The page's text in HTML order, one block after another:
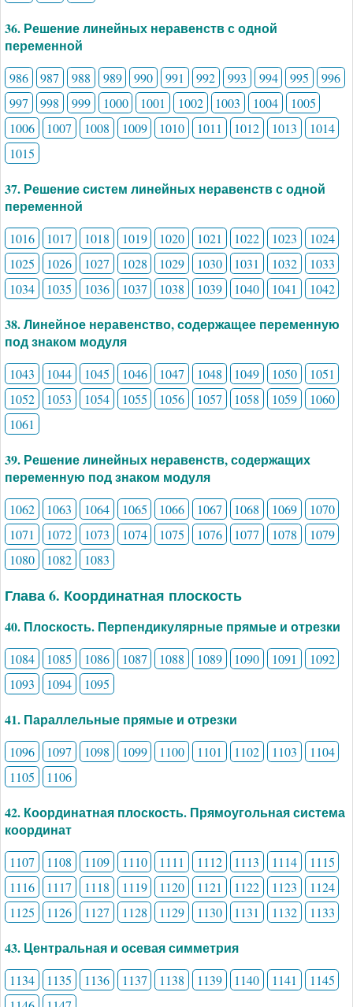
36. Решение линейных неравенств с одной
переменной
986 987 988 989 990 991 992 993 994 995
996
997
998 999 1000 1001 1002 1003 1004
1005
1006
1007 1008 1009 1010 1011 1012 1013
1014
1015
37. Решение систем линейных неравенств с одной
переменной
1016 1017 1018 1019 1020 1021 1022 1023
1024
1025
1026 1027 1028 1029 1030 1031 1032
1033
1034
1035 1036 1037 1038 1039 1040 1041 1042
38. Линейное неравенство, содержащее переменную
под знаком модуля
1043 1044 1045 1046 1047 1048 1049 1050
1051
1052
1053 1054 1055 1056 1057 1058 1059
1060
1061
39. Решение линейных неравенств, содержащих
переменную под знаком модуля
1062 1063 1064 1065 1066 1067 1068 1069
1070
1071
1072 1073 1074 1075 1076 1077 1078
1079
1080
1082 1083
Глава 6. Координатная плоскость
40. Плоскость. Перпендикулярные прямые и отрезки
1084 1085 1086 1087 1088 1089 1090 1091
1092
1093
1094 1095
41. Параллельные прямые и отрезки
1096 1097 1098 1099 1100 1101 1102 1103
1104
1105
1106
42. Координатная плоскость. Прямоугольная система
координат
1107 1108 1109 1110 1111 1112 1113 1114
1115
1116
1117 1118 1119 1120 1121 1122 1123
1124
1125
1126 1127 1128 1129 1130 1131 1132 1133
43. Центральная и осевая симметрия
1134 1135 1136 1137 1138 1139 1140 1141
1145